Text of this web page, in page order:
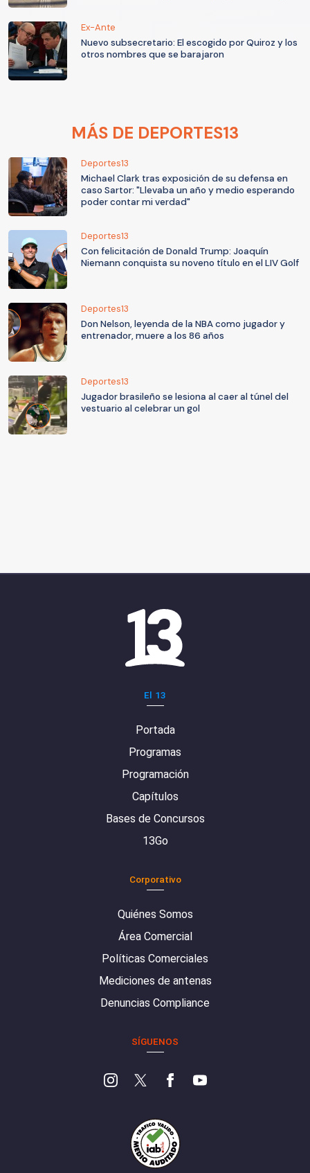
Ex-Ante
Nuevo subsecretario: El escogido por Quiroz y los
otros nombres que se barajaron
MÁS DE DEPORTES13
Deportes13
Michael Clark tras exposición de su defensa en
caso Sartor: "Llevaba un año y medio esperando
poder contar mi verdad"
Deportes13
Con felicitación de Donald Trump: Joaquín
Niemann conquista su noveno título en el LIV Golf
Deportes13
Don Nelson, leyenda de la NBA como jugador y
entrenador, muere a los 86 años
Deportes13
Jugador brasileño se lesiona al caer al túnel del
vestuario al celebrar un gol
El 13
Portada
Programas
Programación
Capítulos
Bases de Concursos
13Go
Corporativo
Quiénes Somos
Área Comercial
Políticas Comerciales
Mediciones de antenas
Denuncias Compliance
SÍGUENOS